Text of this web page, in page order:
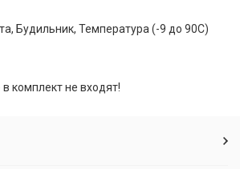
Будильник, Температура (-9 до 90С)
комплект не входят!